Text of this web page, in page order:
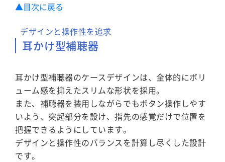
▲目次に戻る
デザインと操作性を追求
耳かけ型補聴器
耳かけ型補聴器のケースデザインは、全体的にボリ
ューム感を抑えたスリムな形状を採用。
また、補聴器を装用しながらでもボタン操作しやす
いよう、突起部分を設け、指先の感覚だけで位置を
把握できるようにしています。
デザインと操作性のバランスを計算し尽くした設計
です。